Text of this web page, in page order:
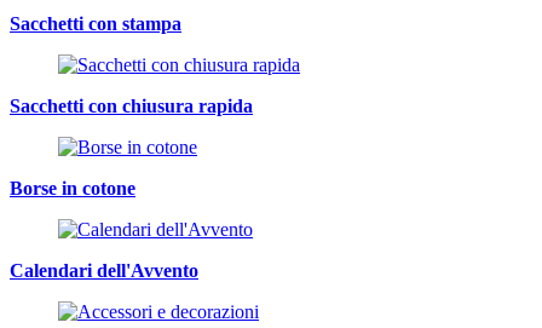
Sacchetti con stampa
Sacchetti con chiusura rapida
Borse in cotone
Calendari dell'Avvento